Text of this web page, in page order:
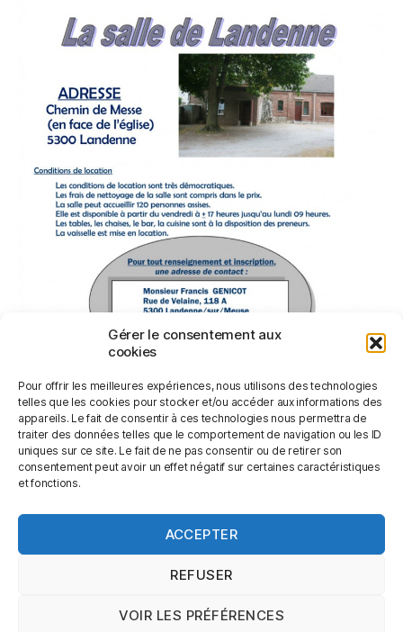
Gérer le consentement aux
cookies
Pour offrir les meilleures expériences, nous utilisons des technologies
telles que les cookies pour stocker et/ou accéder aux informations des
appareils. Le fait de consentir à ces technologies nous permettra de
traiter des données telles que le comportement de navigation ou les ID
uniques sur ce site. Le fait de ne pas consentir ou de retirer son
consentement peut avoir un effet négatif sur certaines caractéristiques
et fonctions.
ACCEPTER
REFUSER
VOIR LES PRÉFÉRENCES
Catégories